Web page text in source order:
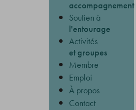
accompagnement
Soutien à
l'entourage
Activités
et groupes
Membre
Emploi
À propos
Contact